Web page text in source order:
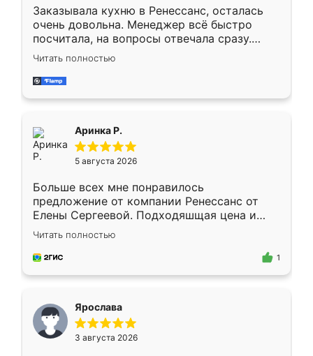
Заказывала кухню в Ренессанс, осталась
очень довольна. Менеджер всё быстро
посчитала, на вопросы отвечала сразу.
Замерщик приехал в субботу, подошёл к
делу со всей ответственностью. Собрали
за день, ребята работали аккуратно, даже
Читать полностью
Аринка Р.
5 августа 2026
Больше всех мне понравилось
предложение от компании Ренессанс от
Елены Сергеевой. Подходяшщая цена и
короткие сроки изготовления. Приехавший
для замера сотрудник Владислав
предложил по моему эскизу самый
Читать полностью
1
Ярослава
3 августа 2026